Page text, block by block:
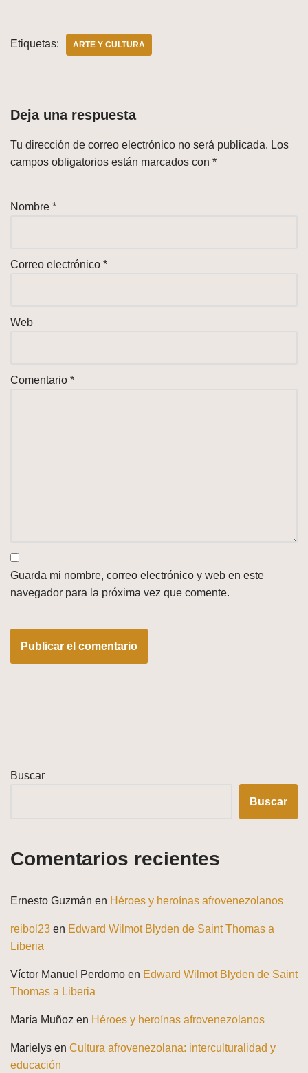
Etiquetas: ARTE Y CULTURA
Deja una respuesta
Tu dirección de correo electrónico no será publicada. Los
campos obligatorios están marcados con *
Nombre *
Correo electrónico *
Web
Comentario *
Guarda mi nombre, correo electrónico y web en este
navegador para la próxima vez que comente.
Buscar
Buscar
Comentarios recientes
Ernesto Guzmán en Héroes y heroínas afrovenezolanos
reibol23 en Edward Wilmot Blyden de Saint Thomas a
Liberia
Víctor Manuel Perdomo en Edward Wilmot Blyden de Saint
Thomas a Liberia
María Muñoz en Héroes y heroínas afrovenezolanos
Marielys en Cultura afrovenezolana: interculturalidad y
educación